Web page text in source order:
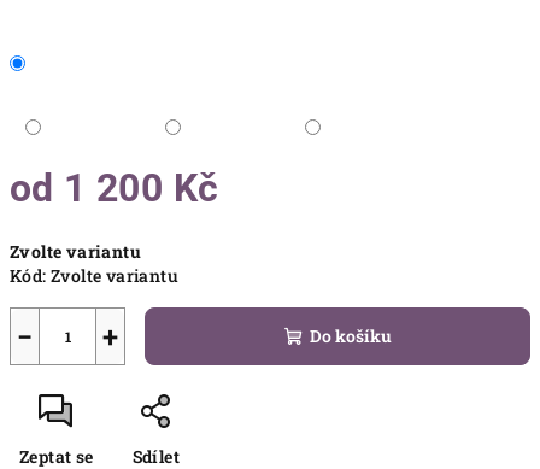
od 1 200 Kč
cena:
Zvolte variantu
Kód: Zvolte variantu
+
− Do košíku
Zeptat se Sdílet